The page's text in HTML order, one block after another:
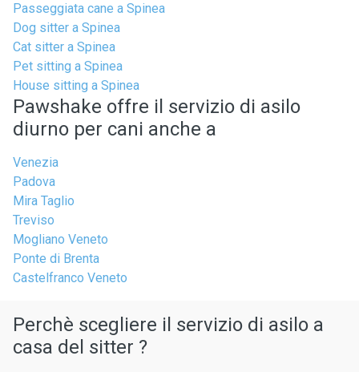
Passeggiata cane a Spinea
Dog sitter a Spinea
Cat sitter a Spinea
Pet sitting a Spinea
House sitting a Spinea
Pawshake offre il servizio di asilo
diurno per cani anche a
Venezia
Padova
Mira Taglio
Treviso
Mogliano Veneto
Ponte di Brenta
Castelfranco Veneto
Perchè scegliere il servizio di asilo a
casa del sitter ?